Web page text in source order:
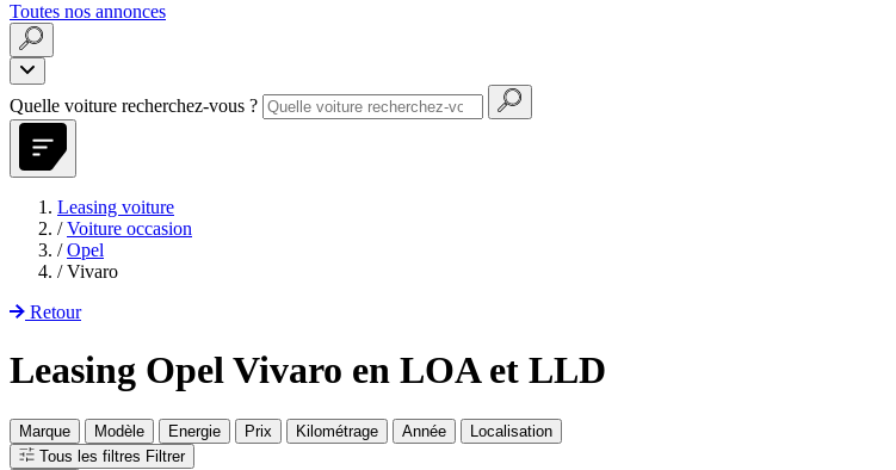
Toutes nos annonces
Quelle voiture recherchez-vous ?
Leasing voiture
/ Voiture occasion
/ Opel
/ Vivaro
Retour
Leasing Opel Vivaro en LOA et LLD
Marque Modèle Energie Prix Kilométrage Année
Localisation
Tous les filtres Filtrer